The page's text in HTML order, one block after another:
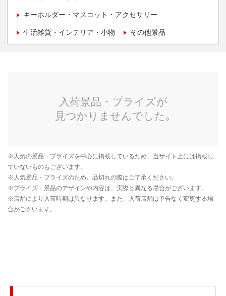
キーホルダー・マスコット・アクセサリー
生活雑貨・インテリア・小物 その他景品